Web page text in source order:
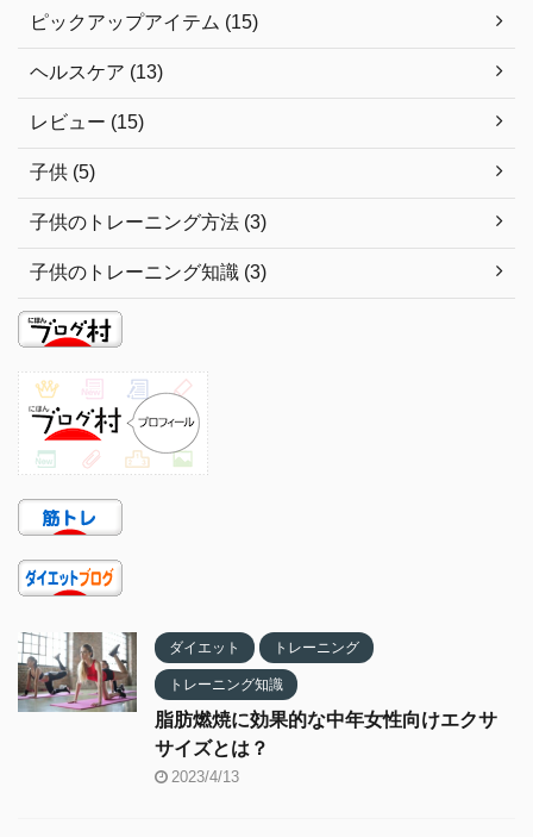
ピックアップアイテム (15)
ヘルスケア (13)
レビュー (15)
子供 (5)
子供のトレーニング方法 (3)
子供のトレーニング知識 (3)
ダイエット トレーニング
トレーニング知識
脂肪燃焼に効果的な中年女性向けエクサ
サイズとは？
2023/4/13